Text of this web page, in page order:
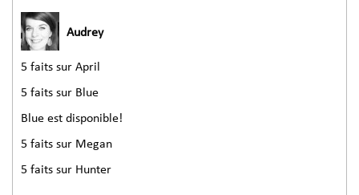
Audrey
5 faits sur April
5 faits sur Blue
Blue est disponible!
5 faits sur Megan
5 faits sur Hunter